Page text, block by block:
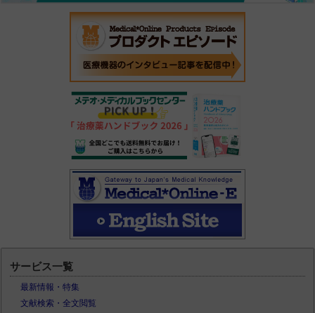
サービス一覧
最新情報・特集
文献検索・全文閲覧